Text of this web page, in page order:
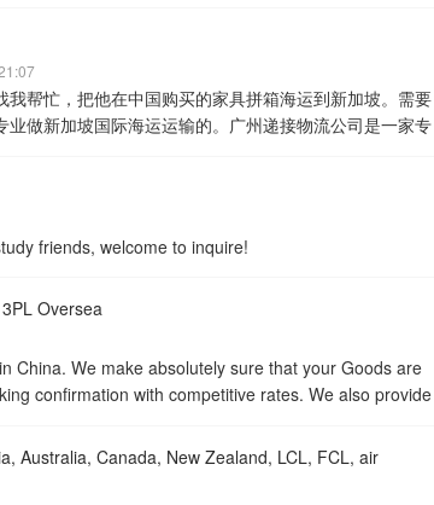
运到加拿大再进行组装，这样体积就会小很多。运费也
那么叫人不要给你打实木木架，打的是夹板木架，就
关–7.交税–8.海关放行–9.托运至客户仓库/收货点。–
：8619865007298微信：DDU17615中国搬家新西兰
、沙发、鞋柜、玻璃瓶、茶具、展示柜、显示屏
5.92米X2.34米X2.34米,配货毛重一般为17.5吨,体积为
毛重一般为22吨,体积为56-58立方米.40尺高柜：内容
方米
陶瓷玻璃货物。
尺寸、重量、商品品名给我，我会给你报价。
我们仓库来。
运费在货物到港前支付给我们即可，货物到达澳洲，我
25天左右澳洲拼箱:一立方起运，不足一立方按照一立方
米，配货毛重一般为22吨，体积为68立方米。
：+86 13160864451view all
帮忙，把他在中国购买的家具拼箱海运到新加坡。需要
做新加坡国际海运运输的。广州递接物流公司是一家专
门。
、水族馆鱼缸、陶瓷玻璃货物、冷冻食品、植物盆栽、
天左右、空运3-5天左右。
同事负责全程派送电话提前联系。
货拼柜到新加坡，一种是整柜集装箱到新加坡。
圳，佛山，宁波，上海，青岛，天津海运20GP/40HQ集
米X2.34米X2.34米,配货毛重一般为17.5吨,体积为26-
一般为22吨,体积为56-58立方米.40尺高柜：内容积为
friends, welcome to inquire!
Oversea
China. We make absolutely sure that your Goods are
confirmation with competitive rates. We also provide
contact me on the Whatsapp number mentioned in
worldwide DDP, DDU FCL, LCL, EXW, Packing,
Australia, Canada, New Zealand, LCL, FCL, air